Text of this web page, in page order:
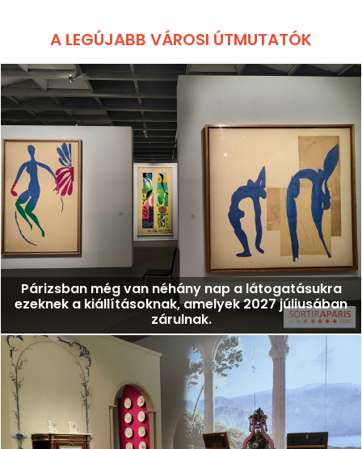
A LEGÚJABB VÁROSI ÚTMUTATÓK
Párizsban még van néhány nap a látogatásukra
ezeknek a kiállításoknak, amelyek 2027 júliusában
zárulnak.